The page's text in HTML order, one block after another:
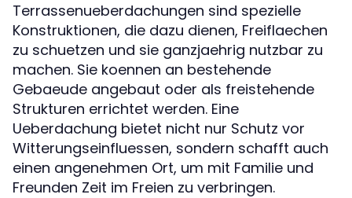
Terrassenueberdachungen sind spezielle
Konstruktionen, die dazu dienen, Freiflaechen
zu schuetzen und sie ganzjaehrig nutzbar zu
machen. Sie koennen an bestehende
Gebaeude angebaut oder als freistehende
Strukturen errichtet werden. Eine
Ueberdachung bietet nicht nur Schutz vor
Witterungseinfluessen, sondern schafft auch
einen angenehmen Ort, um mit Familie und
Freunden Zeit im Freien zu verbringen.